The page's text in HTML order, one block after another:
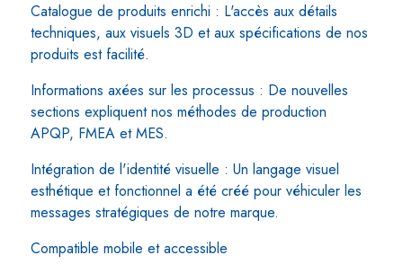
Catalogue de produits enrichi : L'accès aux détails
techniques, aux visuels 3D et aux spécifications de nos
produits est facilité.
Informations axées sur les processus : De nouvelles
sections expliquent nos méthodes de production
APQP, FMEA et MES.
Intégration de l'identité visuelle : Un langage visuel
esthétique et fonctionnel a été créé pour véhiculer les
messages stratégiques de notre marque.
Compatible mobile et accessible